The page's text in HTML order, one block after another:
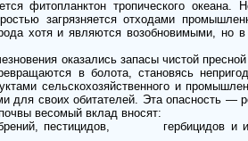
фитопланктон тропического океана.
загрязняется отходами
хотя и являются возобновимыми, но
оказались запасы чистой
в болота, становясь
сельскохозяйственного и
для своих обитателей. Эта опасность —
весомый вклад вносят:
пестицидов, гербицидов и